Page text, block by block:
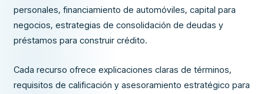
personales, financiamiento de automóviles, capital para
negocios, estrategias de consolidación de deudas y
préstamos para construir crédito.
Cada recurso ofrece explicaciones claras de términos,
requisitos de calificación y asesoramiento estratégico para